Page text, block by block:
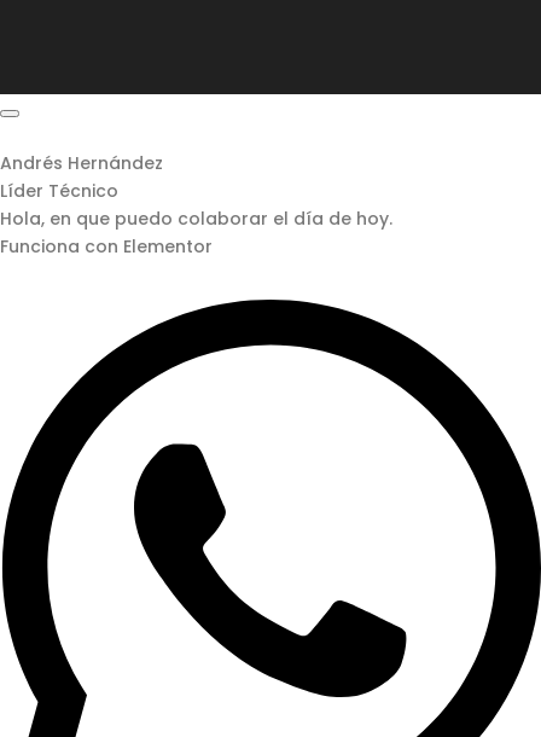
Andrés Hernández
Líder Técnico
Hola, en que puedo colaborar el día de hoy.
Funciona con Elementor